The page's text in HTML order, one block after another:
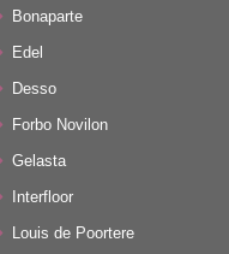
Bonaparte
Edel
Desso
Forbo Novilon
Gelasta
Interfloor
Louis de Poortere